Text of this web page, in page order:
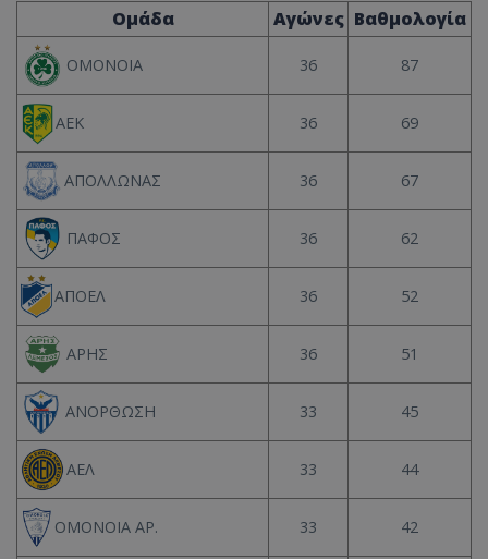
Ομάδα Αγώνες Βαθμολογία
ΟΜΟΝΟΙΑ 36 87
ΑΕΚ 36 69
ΑΠΟΛΛΩΝΑΣ 36 67
ΠΑΦΟΣ 36 62
ΑΠΟΕΛ 36 52
ΑΡΗΣ 36 51
ΑΝΟΡΘΩΣΗ 33 45
ΑΕΛ 33 44
ΟΜΟΝΟΙΑ ΑΡ. 33 42